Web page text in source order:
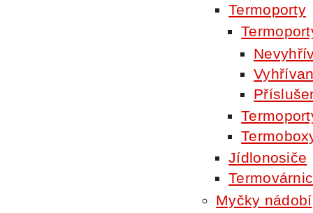
Termoporty
Jídlonosiče
Myčky nádobí